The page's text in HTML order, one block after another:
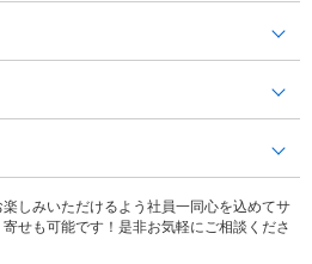
しみいただけるよう社員一同心を込めてサ
せも可能です！是非お気軽にご相談くださ